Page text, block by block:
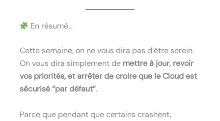
En résumé…
Cette semaine, on ne vous dira pas d’être serein.
On vous dira simplement de mettre à jour, revoir
vos priorités, et arrêter de croire que le Cloud est
sécurisé “par défaut”.
Parce que pendant que certains crashent,